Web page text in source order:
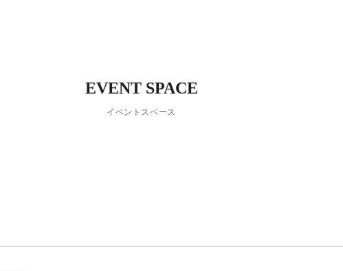
EVENT SPACE
イベントスペース